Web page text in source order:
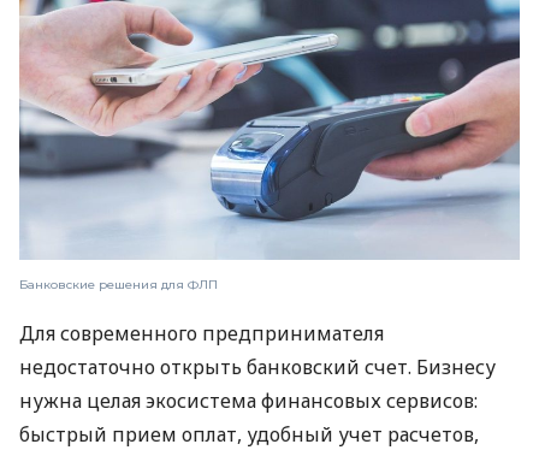
Банковские решения для ФЛП
Для современного предпринимателя
недостаточно открыть банковский счет. Бизнесу
нужна целая экосистема финансовых сервисов:
быстрый прием оплат, удобный учет расчетов,